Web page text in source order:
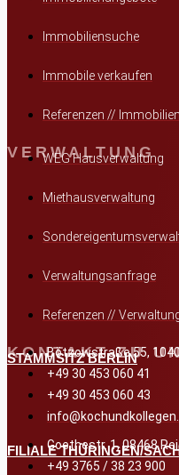
Immobiliensuche
Immobile verkaufen
Referenzen // Immobilien
VERWALTUNG
WEG Hausverwaltung
Miethausverwaltung
Verwaltungsanfrage
Referenzen //
KONTAKT ZU
STAMMSITZ BERLIN
Bötzowstraße 55,
+49 30 453 060 41
+49 30 453 060 43
FILIALE THÜRINGEN/
Goethestr. 1, 08468
+49 3765 / 38 23 900